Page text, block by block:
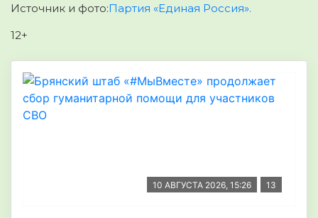
Источник и фото:Партия «Единая Россия».
12+
10 АВГУСТА 2026, 15:26 13